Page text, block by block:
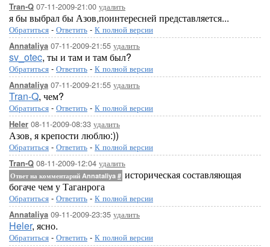
Tran-Q 07-11-2009-21:00 удалить
я бы выбрал бы Азов,поинтересней представляется...
Обратиться - Ответить - К полной версии
Annataliya 07-11-2009-21:55 удалить
sv_otec, ты и там и там был?
Обратиться - Ответить - К полной версии
Annataliya 07-11-2009-21:55 удалить
Tran-Q, чем?
Обратиться - Ответить - К полной версии
Heler 08-11-2009-08:33 удалить
Азов, я крепости люблю:))
Обратиться - Ответить - К полной версии
Tran-Q 08-11-2009-12:04 удалить
Ответ на комментарий Annataliya # историческая составляющая
богаче чем у Таганрога
Обратиться - Ответить - К полной версии
Annataliya 09-11-2009-23:35 удалить
Heler, ясно.
Обратиться - Ответить - К полной версии